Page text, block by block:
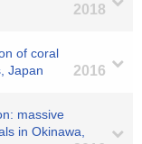
2018
of coral
Japan
2016
massive
in Okinawa,